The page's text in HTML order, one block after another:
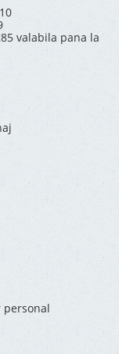
valabila pana la
personal